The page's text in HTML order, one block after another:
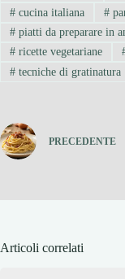
#cucina italiana #
#piatti da preparare in
#ricette vegetariane
#tecniche di gratinatura
PRECEDENTE
Articoli correlati